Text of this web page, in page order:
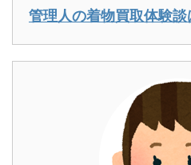
管理人の着物買取体験談